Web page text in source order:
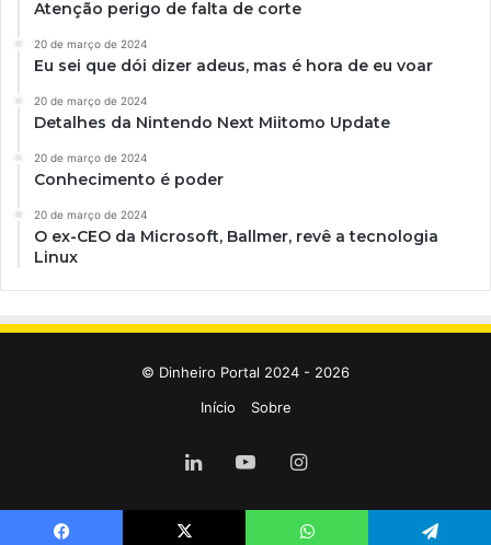
Atenção perigo de falta de corte
20 de março de 2024
Eu sei que dói dizer adeus, mas é hora de eu voar
20 de março de 2024
Detalhes da Nintendo Next Miitomo Update
20 de março de 2024
Conhecimento é poder
20 de março de 2024
O ex-CEO da Microsoft, Ballmer, revê a tecnologia
Linux
© Dinheiro Portal 2024 - 2026
Início
Sobre
LinkedinYouTubeInstagram